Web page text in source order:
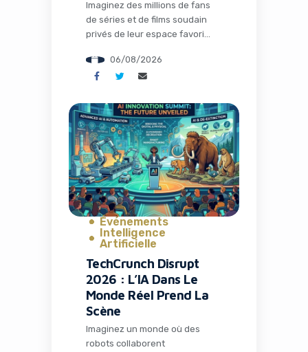
Imaginez des millions de fans
de séries et de films soudain
privés de leur espace favori
partager memes et suivre leurs
visionnages en communauté.
passé avec la fermeture de TV
Time, une application culte qui
avait conquis plus de 26
millions d’installations. Mais
l’histoire ne s’arrête pas […]
06/08/2026
Événements
Intelligence
Artificielle
TechCrunch Disrupt
2026 : L’IA Dans Le
Monde Réel Prend La
Scène
Imaginez un monde où des
robots collaborent